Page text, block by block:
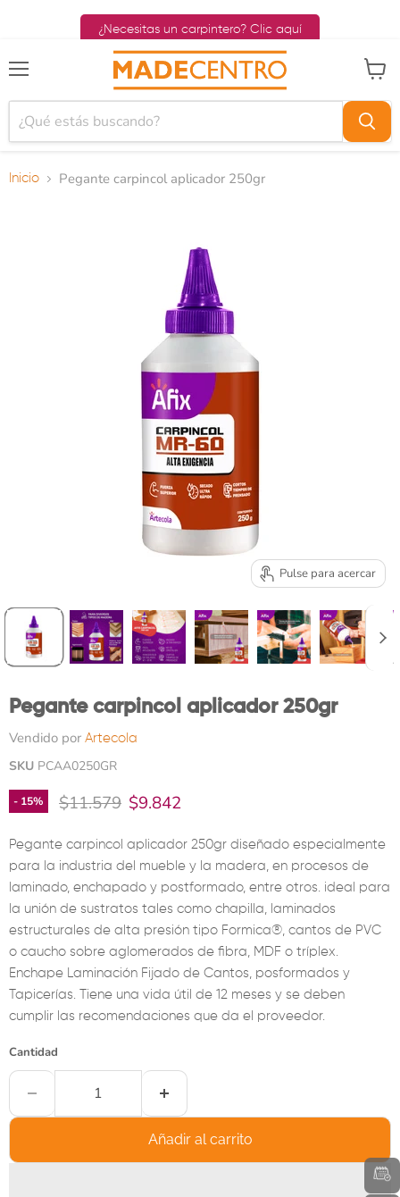
¿Necesitas un carpintero? Clic aquí
Menú
Inicio Pegante carpincol aplicador 250gr
Pulse para acercar
Pegante carpincol aplicador 250gr
Vendido por Artecola
SKU PCAA0250GR
- 15% Precio original
$11.579 Precio actual
$9.842
Pegante carpincol aplicador 250gr diseñado especialmente
para la industria del mueble y la madera, en procesos de
laminado, enchapado y postformado, entre otros. ideal para
la unión de sustratos tales como chapilla, laminados
estructurales de alta presión tipo Formica®, cantos de PVC
o caucho sobre aglomerados de fibra, MDF o tríplex.
Enchape Laminación Fijado de Cantos, posformados y
Tapicerías. Tiene una vida útil de 12 meses y se deben
cumplir las recomendaciones que da el proveedor.
Cantidad
Añadir al carrito